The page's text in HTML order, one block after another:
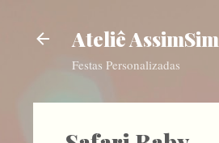
Ateliê AssimSim
Festas Personalizadas